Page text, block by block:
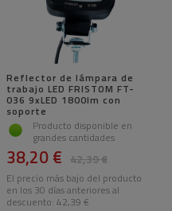
Reflector de lámpara de
trabajo LED FRISTOM FT-
036 9xLED 1800lm con
soporte
Producto disponible en
grandes cantidades
42,39 €
38,20 €
El precio más bajo del producto
en los 30 días anteriores al
descuento: 42,39 €